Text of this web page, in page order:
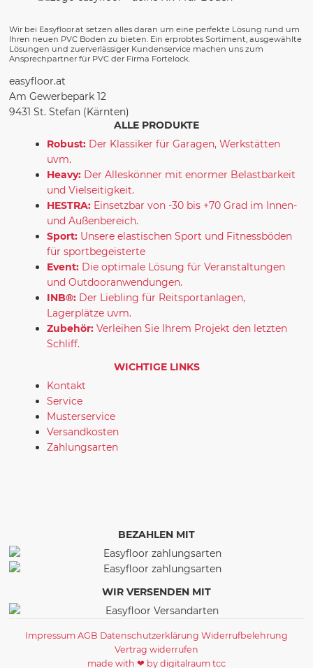
Wir bei Easyfloor.at setzen alles daran um eine perfekte Lösung rund um
Ihren neuen PVC Boden zu bieten. Ein erprobtes Sortiment, ausgewählte
Lösungen und zuerverlässiger Kundenservice machen uns zum
Ansprechpartner für PVC der Firma Fortelock.
easyfloor.at
Am Gewerbepark 12
9431 St. Stefan (Kärnten)
ALLE PRODUKTE
Robust: Der Klassiker für Garagen, Werkstätten
uvm.
Heavy: Der Alleskönner mit enormer Belastbarkeit
und Vielseitigkeit.
HESTRA: Einsetzbar von -30 bis +70 Grad im Innen-
und Außenbereich.
Sport: Unsere elastischen Sport und Fitnessböden
für sportbegeisterte
Event: Die optimale Lösung für Veranstaltungen
und Outdooranwendungen.
INB®: Der Liebling für Reitsportanlagen,
Lagerplätze uvm.
Zubehör: Verleihen Sie Ihrem Projekt den letzten
Schliff.
WICHTIGE LINKS
Kontakt
Service
Musterservice
Versandkosten
Zahlungsarten
BEZAHLEN MIT
WIR VERSENDEN MIT
Impressum AGB Datenschutzerklärung Widerrufbelehrung
Vertrag widerrufen
made with ❤ by digitalraum tcc